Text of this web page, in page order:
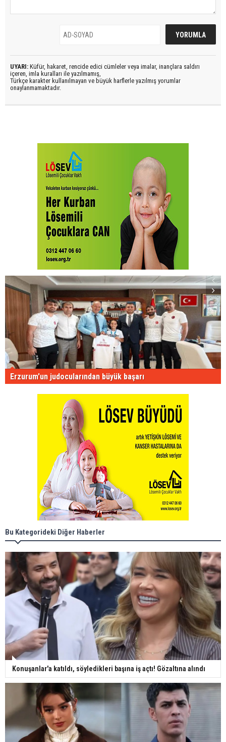
UYARI: Küfür, hakaret, rencide edici cümleler veya imalar, inançlara saldırı
içeren, imla kuralları ile yazılmamış,
Türkçe karakter kullanılmayan ve büyük harflerle yazılmış yorumlar
onaylanmamaktadır.
Erzurum'un judocularından büyük başarı
Bu Kategorideki Diğer Haberler
Konuşanlar'a katıldı, söyledikleri başına iş açtı! Gözaltına alındı